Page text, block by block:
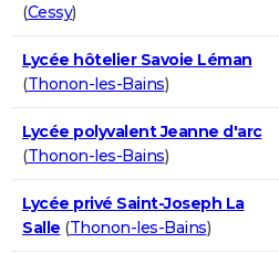
(Cessy)
Lycée hôtelier Savoie Léman
(Thonon-les-Bains)
Lycée polyvalent Jeanne d'arc
(Thonon-les-Bains)
Lycée privé Saint-Joseph La
Salle (Thonon-les-Bains)